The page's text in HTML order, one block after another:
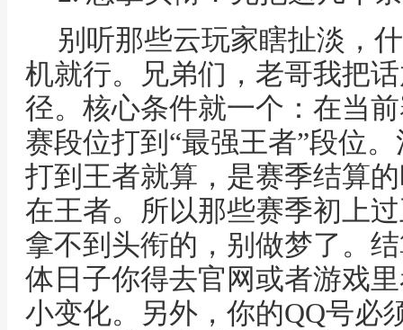
别听那些云玩家瞎扯淡，
机就行。兄弟们，老哥我把
径。核心条件就一个：在当
赛段位打到“最强王者”段位
打到王者就算，是赛季结算
在王者。所以那些赛季初上
拿不到头衔的，别做梦了。
体日子你得去官网或者游戏
小变化。另外，你的QQ号必